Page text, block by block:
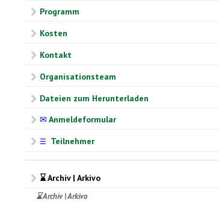
Programm
Kosten
Kontakt
Organisationsteam
Dateien zum Herunterladen
✉ Anmeldeformular
☰ Teilnehmer
⌛ Archiv | Arkivo
⌛ Archiv | Arkivo